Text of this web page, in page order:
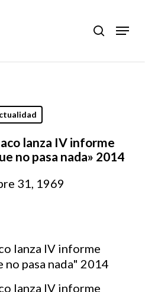
search
Menu
lanza IV informe
no pasa nada» 2014
31, 1969
Close